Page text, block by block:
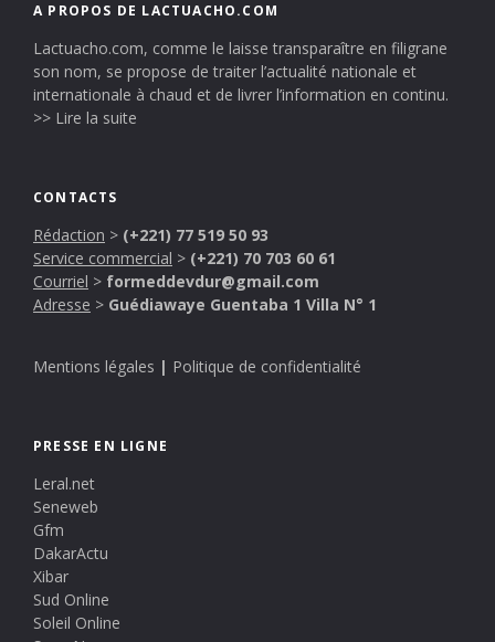
A PROPOS DE LACTUACHO.COM
Lactuacho.com, comme le laisse transparaître en filigrane
son nom, se propose de traiter l’actualité nationale et
internationale à chaud et de livrer l’information en continu.
>> Lire la suite
CONTACTS
Rédaction > (+221) 77 519 50 93
Service commercial > (+221) 70 703 60 61
Courriel > formeddevdur@gmail.com
Adresse > Guédiawaye Guentaba 1 Villa N° 1
Mentions légales | Politique de confidentialité
PRESSE EN LIGNE
Leral.net
Seneweb
Gfm
DakarActu
Xibar
Sud Online
Soleil Online